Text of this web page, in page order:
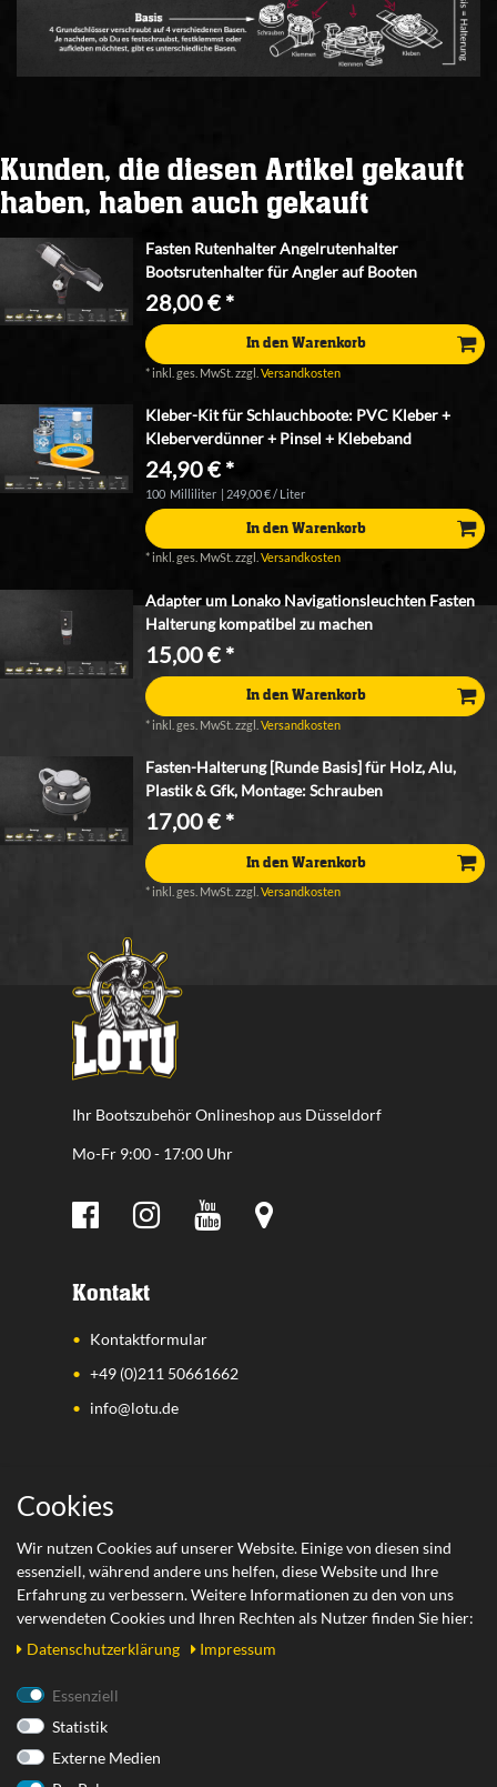
Kunden, die diesen Artikel gekauft
haben, haben auch gekauft
Fasten Rutenhalter Angelrutenhalter
Bootsrutenhalter für Angler auf Booten
28,00 € *
In den Warenkorb
*inkl. ges. MwSt. zzgl.Versandkosten
Kleber-Kit für Schlauchboote: PVC Kleber +
Kleberverdünner + Pinsel + Klebeband
24,90 € *
100 Milliliter | 249,00 € / Liter
In den Warenkorb
*inkl. ges. MwSt. zzgl.Versandkosten
Adapter um Lonako Navigationsleuchten Fasten
Halterung kompatibel zu machen
15,00 € *
In den Warenkorb
* inkl. ges. MwSt. zzgl.Versandkosten
Fasten-Halterung [Runde Basis] für Holz, Alu,
Plastik & Gfk, Montage: Schrauben
17,00 € *
In den Warenkorb
* inkl. ges. MwSt. zzgl.Versandkosten
Ihr Bootszubehör Onlineshop aus Düsseldorf
Mo-Fr 9:00 - 17:00 Uhr
Kontakt
Kontaktformular
+49 (0)211 50661662
info@lotu.de
Wichtige Links
Versand
Retoure
Rechtliches
AGB
Cookies
Wir nutzen Cookies auf unserer Website. Einige von diesen sind
essenziell, während andere uns helfen, diese Website und Ihre
Erfahrung zu verbessern. Weitere Informationen zu den von uns
verwendeten Cookies und Ihren Rechten als Nutzer finden Sie hier:
Daten­schutz­erklärung
Impressum
Essenziell
Statistik
Externe Medien